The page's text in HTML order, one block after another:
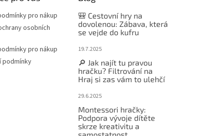
pro nákup
osobních
pro nákup
podmínky
🎒 Cestovní hry na
dovolenou: Zábava, která
se vejde do kufru
19.7.2025
🔎 Jak najít tu pravou
hračku? Filtrování na
Hraj si zas vám to ulehčí
29.6.2025
Montessori hračky:
Podpora vývoje dítěte
skrze kreativitu a
samostatnost